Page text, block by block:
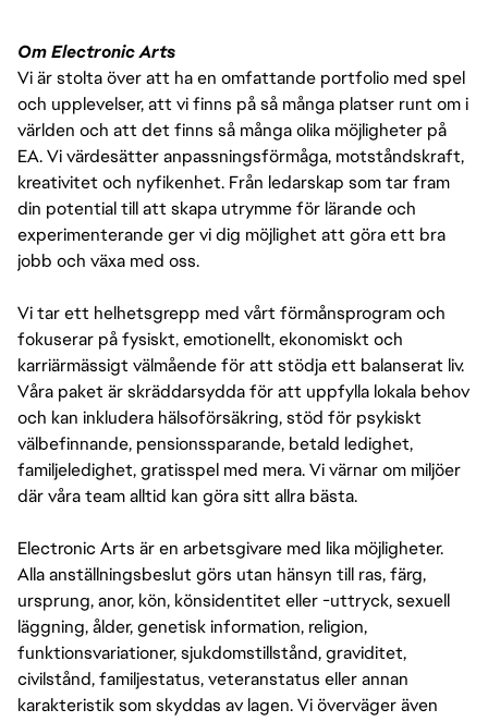
Om Electronic Arts
Vi är stolta över att ha en omfattande portfolio med spel
och upplevelser, att vi finns på så många platser runt om i
världen och att det finns så många olika möjligheter på
EA. Vi värdesätter anpassningsförmåga, motståndskraft,
kreativitet och nyfikenhet. Från ledarskap som tar fram
din potential till att skapa utrymme för lärande och
experimenterande ger vi dig möjlighet att göra ett bra
jobb och växa med oss.
Vi tar ett helhetsgrepp med vårt förmånsprogram och
fokuserar på fysiskt, emotionellt, ekonomiskt och
karriärmässigt välmående för att stödja ett balanserat liv.
Våra paket är skräddarsydda för att uppfylla lokala behov
och kan inkludera hälsoförsäkring, stöd för psykiskt
välbefinnande, pensionssparande, betald ledighet,
familjeledighet, gratisspel med mera. Vi värnar om miljöer
där våra team alltid kan göra sitt allra bästa.
Electronic Arts är en arbetsgivare med lika möjligheter.
Alla anställningsbeslut görs utan hänsyn till ras, färg,
ursprung, anor, kön, könsidentitet eller -uttryck, sexuell
läggning, ålder, genetisk information, religion,
funktionsvariationer, sjukdomstillstånd, graviditet,
civilstånd, familjestatus, veteranstatus eller annan
karakteristik som skyddas av lagen. Vi överväger även